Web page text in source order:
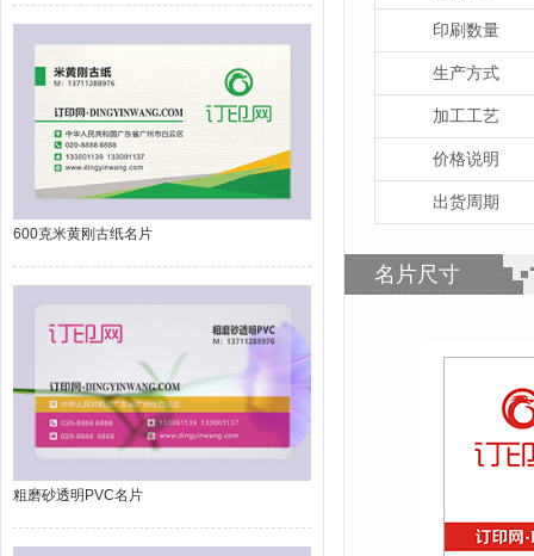
600克米黄刚古纸名片
粗磨砂透明PVC名片
印刷数量
生产方式
加工工艺
价格说明
出货周期
名片尺寸